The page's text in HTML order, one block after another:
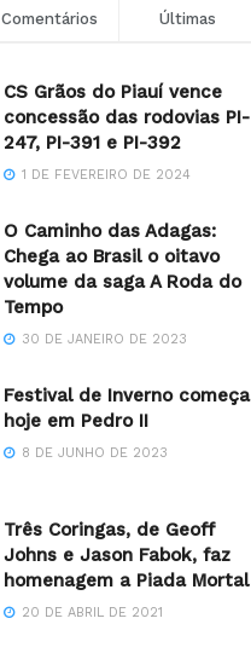
Comentários Últimas
CS Grãos do Piauí vence
concessão das rodovias PI-
247, PI-391 e PI-392
1 DE FEVEREIRO DE 2024
O Caminho das Adagas:
Chega ao Brasil o oitavo
volume da saga A Roda do
Tempo
30 DE JANEIRO DE 2023
Festival de Inverno começa
hoje em Pedro II
8 DE JUNHO DE 2023
Três Coringas, de Geoff
Johns e Jason Fabok, faz
homenagem a Piada Mortal
20 DE ABRIL DE 2021